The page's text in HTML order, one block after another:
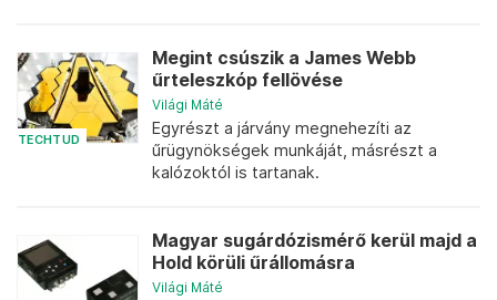
TECHTUD
Megint csúszik a James Webb
űrteleszkóp fellövése
Világi Máté
Egyrészt a járvány megnehezíti az
űrügynökségek munkáját, másrészt a
kalózoktól is tartanak.
Magyar sugárdózismérő kerül majd a
Hold körüli űrállomásra
Világi Máté